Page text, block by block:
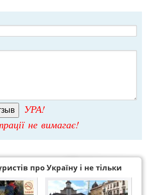
УРА!
не вимагає!
про Україну і не тільки